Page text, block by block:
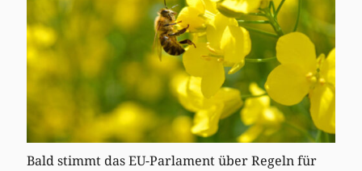
Bald stimmt das EU-Parlament über Regeln für